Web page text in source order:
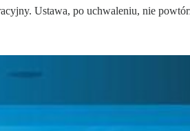
Ustawa, po uchwaleniu, nie